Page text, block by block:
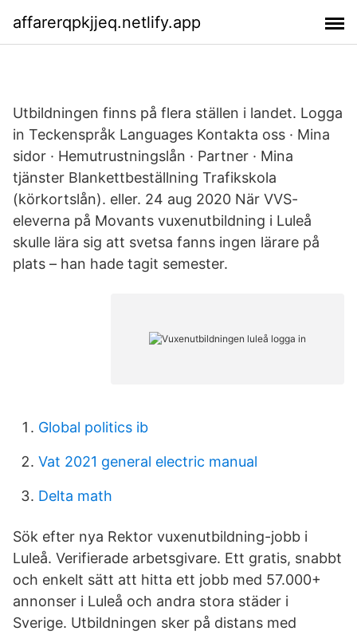
affarerqpkjjeq.netlify.app
Utbildningen finns på flera ställen i landet. Logga
in Teckenspråk Languages Kontakta oss · Mina
sidor · Hemutrustningslån · Partner · Mina
tjänster Blankettbeställning Trafikskola
(körkortslån). eller. 24 aug 2020 När VVS-
eleverna på Movants vuxenutbildning i Luleå
skulle lära sig att svetsa fanns ingen lärare på
plats – han hade tagit semester.
Global politics ib
Vat 2021 general electric manual
Delta math
Sök efter nya Rektor vuxenutbildning-jobb i
Luleå. Verifierade arbetsgivare. Ett gratis, snabbt
och enkelt sätt att hitta ett jobb med 57.000+
annonser i Luleå och andra stora städer i
Sverige. Utbildningen sker på distans med